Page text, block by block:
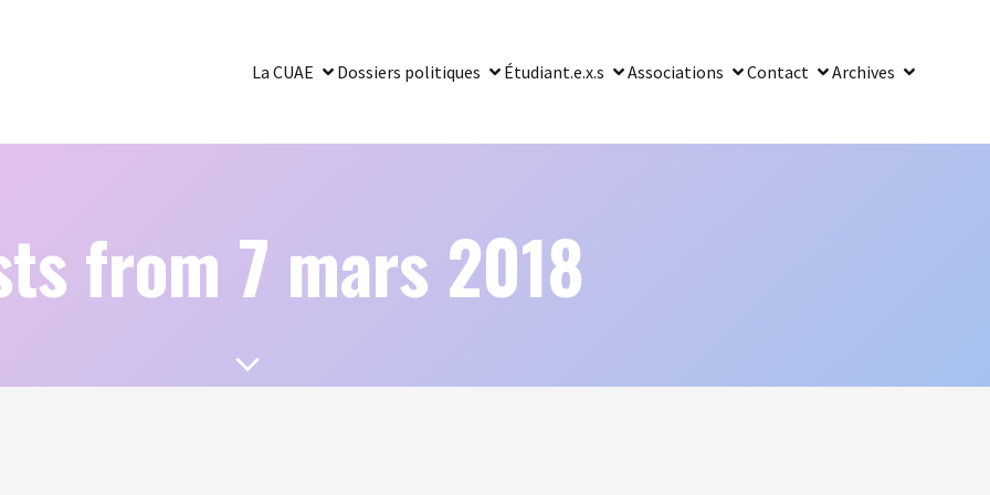
La CUAE Dossiers politiques Étudiant.e.x.s Associations Contact Archives
from 7 mars 2018